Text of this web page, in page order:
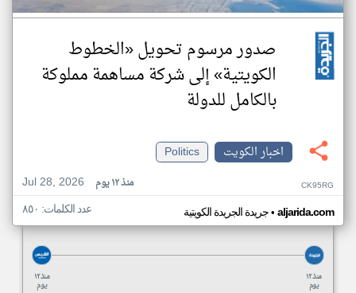
صدور مرسوم تحويل «الخطوط
الكويتية» إلى شركة مساهمة مملوكة
بالكامل للدولة
اخبار الكويت
Politics
Jul 28, 2026
منذ ١٢ يوم CK95RG
جريدة الجريدة الكويتية• aljarida.com عدد الكلمات: ٨٥٠
منذ ١٢
يوم
منذ ١٢
يوم